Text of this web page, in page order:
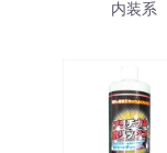
内装系